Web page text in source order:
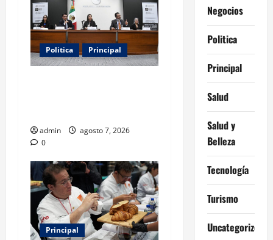
Politica Principal
admin
agosto 7, 2026
0
Principal
Negocios
Politica
Principal
Salud
Salud y
Belleza
Tecnología
Turismo
Uncategorized